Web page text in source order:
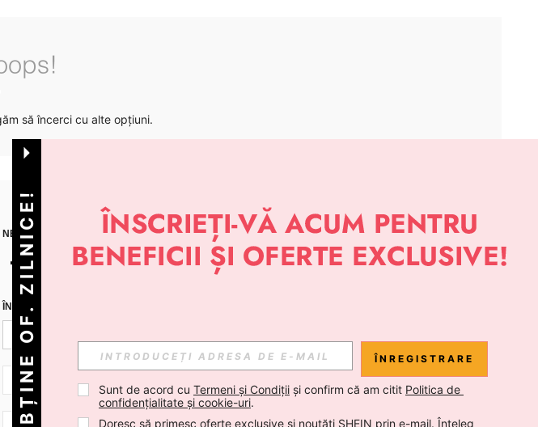
să încerci cu alte opțiuni.
NE GĂSEȘTI PE APLICAȚIE
ÎNREGISTREAZĂ-TE PENTRU A PRIMI NOUTĂȚI DESPRE STIL DE LA SHEIN
RO + 40 Abonare
OBȚINE OF. ZILNICE! ÎNREGISTRARE
Sunt de acord cu Termeni și Condiții și confirm că am citit Politica de
confidențialitate și cookie-uri.
Doresc să primesc oferte exclusive și noutăți SHEIN prin e-mail. Înțeleg